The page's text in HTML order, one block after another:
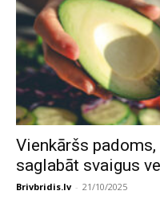
Vienkāršs
saglabāt svaigus
Brivbridis.lv - 21/10/2025